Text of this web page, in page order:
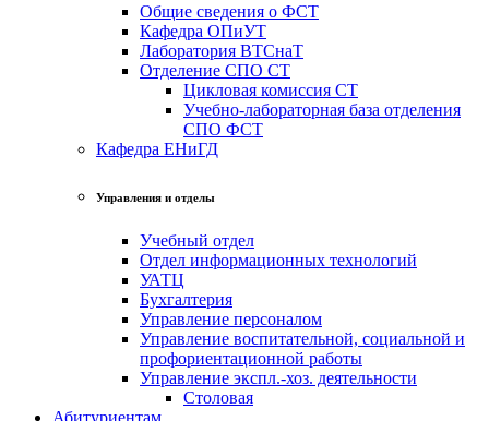
Общие сведения о ФСТ
Кафедра ОПиУТ
Лаборатория ВТСнаТ
Отделение СПО СТ
Цикловая комиссия СТ
Учебно-лабораторная база отделения
СПО ФСТ
Кафедра ЕНиГД
Управления и отделы
Учебный отдел
Отдел информационных технологий
УАТЦ
Бухгалтерия
Управление персоналом
Управление воспитательной, социальной и
профориентационной работы
Управление экспл.-хоз. деятельности
Столовая
Абитуриентам